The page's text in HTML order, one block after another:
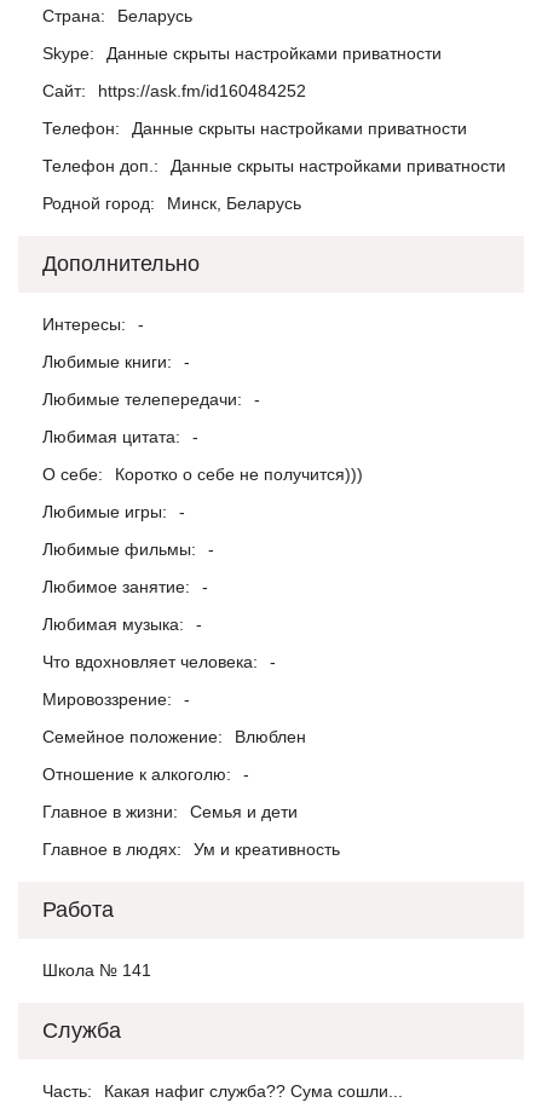
Страна:
Беларусь
Skype:
Данные скрыты настройками приватности
Сайт:
https://ask.fm/id160484252
Телефон:
Данные скрыты настройками приватности
Телефон доп.:
Данные скрыты настройками приватности
Родной город:
Минск, Беларусь
Дополнительно
Интересы:
-
Любимые книги:
-
Любимые телепередачи:
-
Любимая цитата:
-
О себе:
Коротко о себе не получится)))
Любимые игры:
-
Любимые фильмы:
-
Любимое занятие:
-
Любимая музыка:
-
Что вдохновляет человека:
-
Мировоззрение:
-
Семейное положение:
Влюблен
Отношение к алкоголю:
-
Главное в жизни:
Семья и дети
Главное в людях:
Ум и креативность
Работа
Школа № 141
Служба
Часть:
Какая нафиг служба?? Сума сошли...